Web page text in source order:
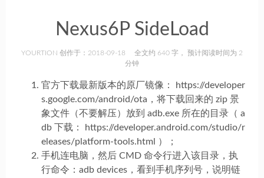
Nexus6P SideLoad
YOURTION 创作于：2018-09-18 全文约 640 字， 预计阅读时间为 2
分钟
官方下载最新版本的原厂镜像： https://developer
s.google.com/android/ota，将下载回来的 zip 景
象文件（不要解压）放到 adb.exe 所在的目录（ a
db 下载： https://developer.android.com/studio/r
eleases/platform-tools.html ）；
手机连电脑，然后 CMD 命令行进入该目录，执
行命令：adb devices，看到手机序列号，说明链